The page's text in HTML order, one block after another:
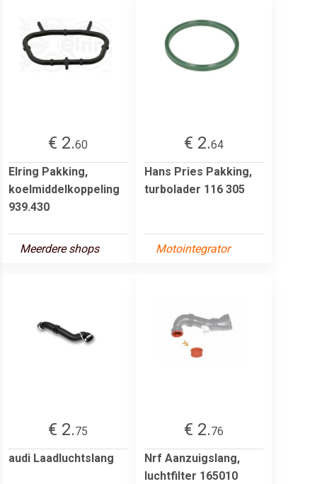
€ 2.60
Elring Pakking,
koelmiddelkoppeling
939.430
Meerdere shops
€ 2.64
Hans Pries Pakking,
turbolader 116 305
Motointegrator
€ 2.75
audi Laadluchtslang
€ 2.76
Nrf Aanzuigslang,
luchtfilter 165010